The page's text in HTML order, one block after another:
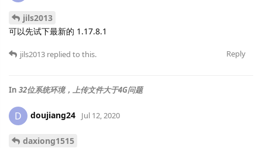
jils2013
可以先试下最新的 1.17.8.1
Reply
jils2013 replied to this.
In 32位系统环境，上传文件大于4G问题
D doujiang24 Jul 12, 2020
daxiong1515